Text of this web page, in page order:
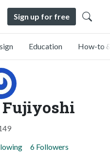
Sign up for free
Education How-to
6 Followers